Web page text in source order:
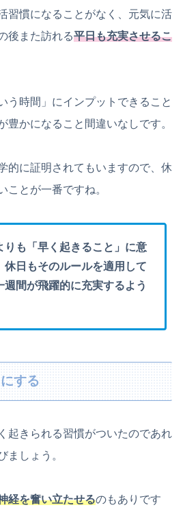
習慣になることがなく、元気に活
後また訪れる平日も充実させるこ
う時間」にインプットできること
豊かになること間違いなしです。
的に証明されてもいますので、休
ことが一番ですね。
りも「早く起きること」に意
休日もそのルールを適用して
間が飛躍的に充実するよう
する
起きられる習慣がついたのであれ
ましょう。
経を奮い立たせるのもありです